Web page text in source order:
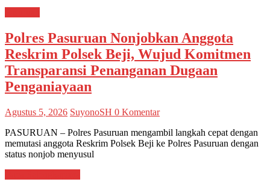
Polres Pasuruan Nonjobkan Anggota
Reskrim Polsek Beji, Wujud Komitmen
Transparansi Penanganan Dugaan
Penganiayaan
Agustus 5, 2026 SuyonoSH 0 Komentar
PASURUAN – Polres Pasuruan mengambil langkah cepat dengan
memutasi anggota Reskrim Polsek Beji ke Polres Pasuruan dengan
status nonjob menyusul